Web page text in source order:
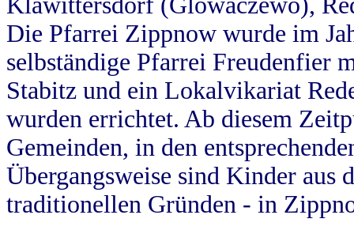
Die Pfarrei Zippnow wurde im
selbständige Pfarrei Freudenfier
Stabitz und ein Lokalvikariat
wurden errichtet. Ab diesem
Gemeinden, in den
Übergangsweise sind Kinder aus
traditionellen Gründen - in